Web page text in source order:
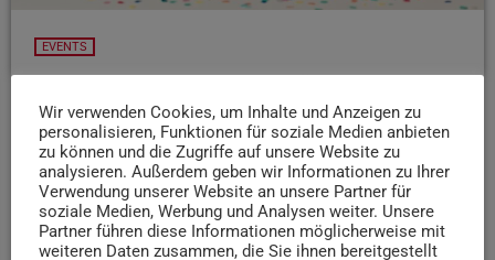
EVENTS
15.11.25: Karnevalistisches Frühschoppen in
der Langen Theke
Nach dem großen Erfolg im letzten Jahr gibt‘s 2025 eine
fünfte Auflage des Trierer Karnevalistischen
Frühschoppens
Frank Weiersbach und Lydia Fiegler
führen durch die Veranstaltung, die Stadtgarde Augusta
Treverorum und das Prinzenpaar der Stadt Trier sind
Wir verwenden Cookies, um Inhalte und Anzeigen zu
personalisieren, Funktionen für soziale Medien anbieten
zu können und die Zugriffe auf unsere Website zu
analysieren. Außerdem geben wir Informationen zu Ihrer
Verwendung unserer Website an unsere Partner für
soziale Medien, Werbung und Analysen weiter. Unsere
Partner führen diese Informationen möglicherweise mit
weiteren Daten zusammen, die Sie ihnen bereitgestellt